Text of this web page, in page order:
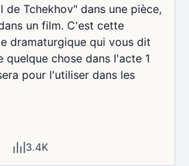
Tchekhov" dans une pièce,
un film. C'est cette
dramaturgique qui vous dit
quelque chose dans l'acte 1
pour l'utiliser dans les
3.4K